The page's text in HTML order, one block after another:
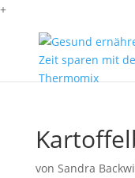
+
von Sandra